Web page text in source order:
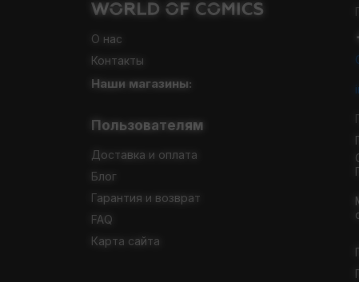
О нас
Контакты
Наши магазины:
Пользователям
Доставка и оплата
Блог
Гарантия и возврат
FAQ
Карта сайта